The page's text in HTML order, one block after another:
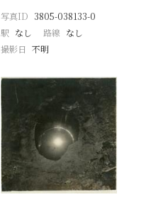
写真ID 3805-038133-0
駅 なし 路線 なし
撮影日 不明